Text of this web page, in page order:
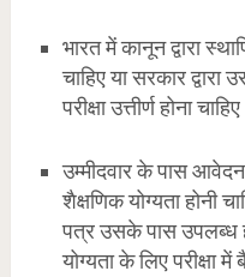
भारत में कानून द्वारा
चाहिए या सरकार द्वारा
परीक्षा उत्तीर्ण होना
उम्मीदवार के पास
शैक्षणिक योग्यता होनी
पत्र उसके पास उपलब्ध
योग्यता के लिए परीक्षा